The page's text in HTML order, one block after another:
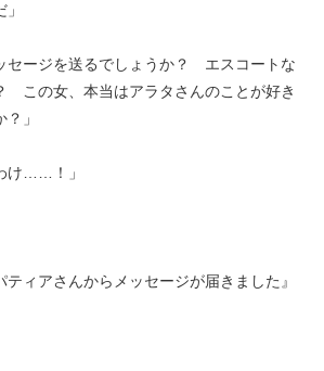
セージを送るでしょうか？ エスコートな
この女、本当はアラタさんのことが好き
」
け……！」
ティアさんからメッセージが届きました』